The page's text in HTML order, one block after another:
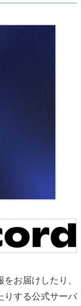
お届けしたり、
りする公式サーバ